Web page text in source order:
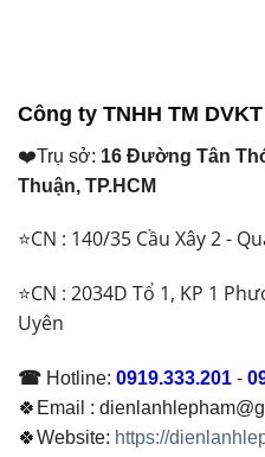
Công ty TNHH TM
❤️Trụ sở: 16 Đường Tân
Thuận, TP.HCM
⭐CN : 140/35 Cầu Xây 2 -
⭐CN : 2034D Tổ 1, KP 1
Uyên
☎ Hotline: 0919.333.201 -
🍀Email :
🍀Website: https://